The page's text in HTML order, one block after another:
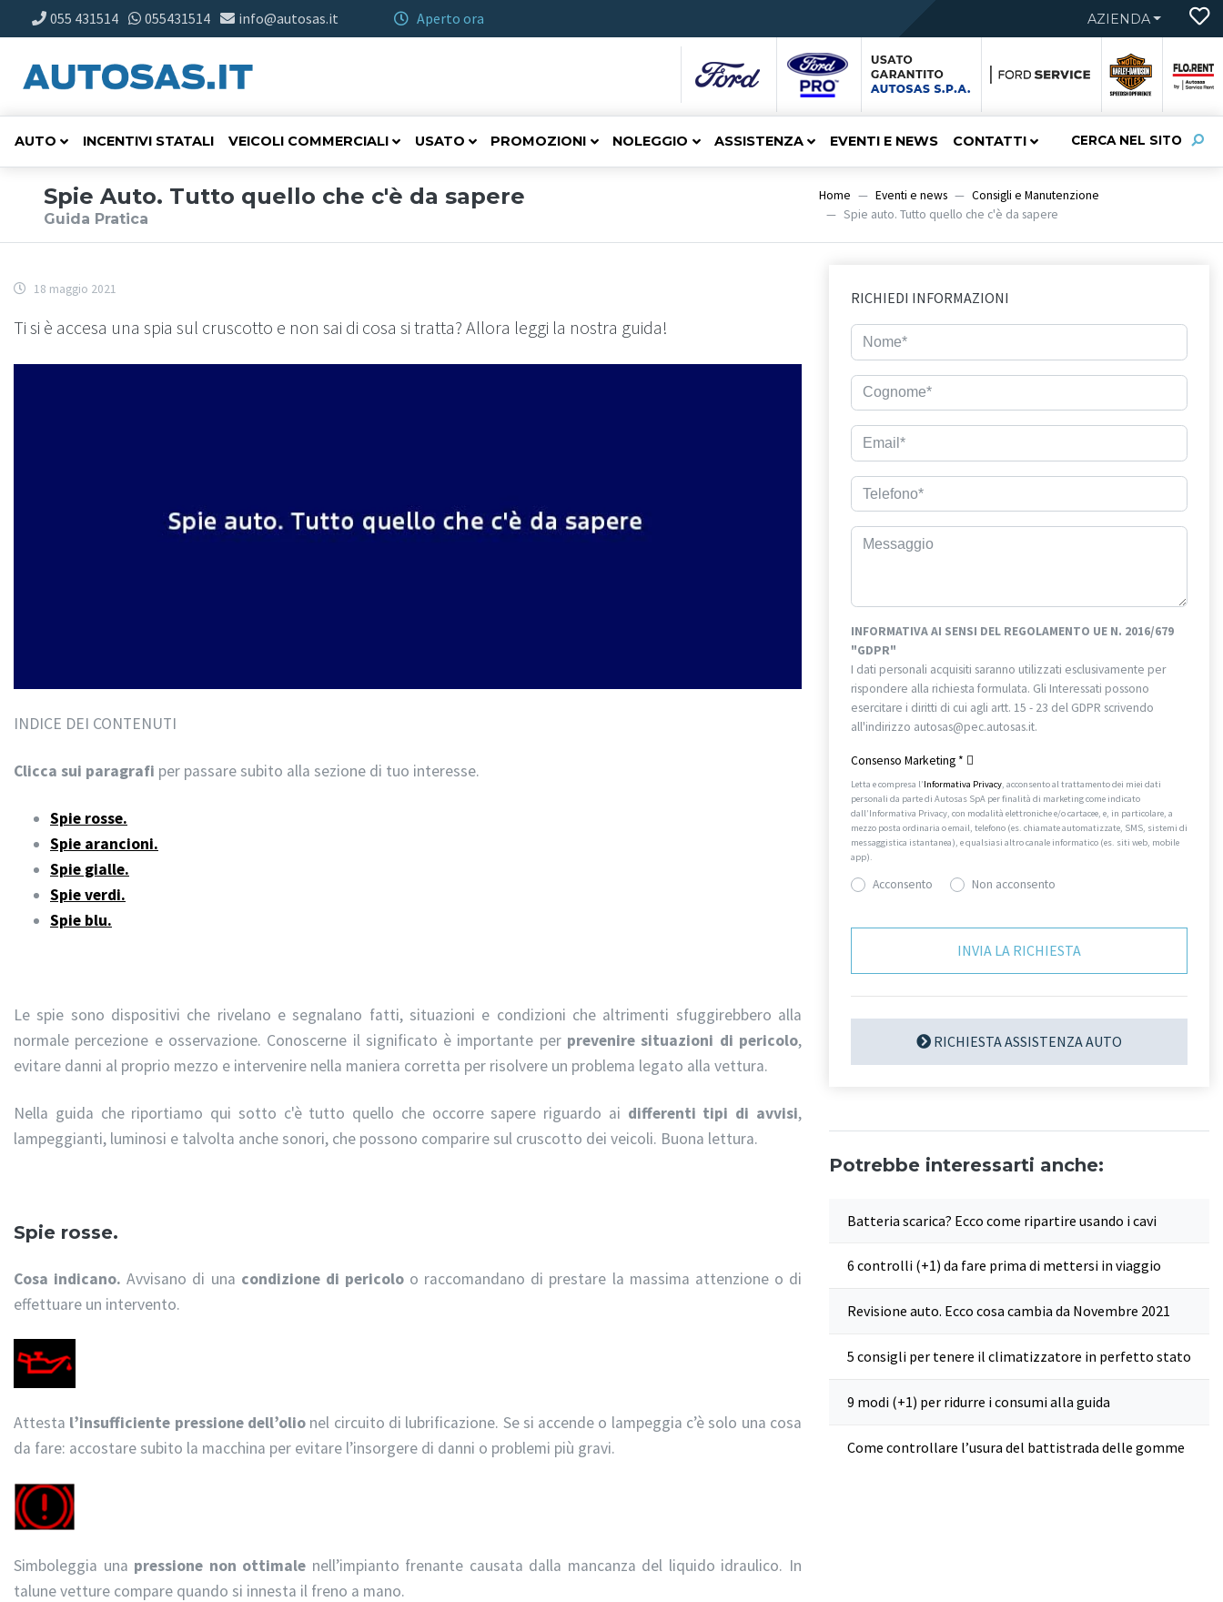
055 431514 055431514 info@autosas.it Aperto ora AZIENDA
CERCA NEL SITO
AUTO INCENTIVI STATALI VEICOLI COMMERCIALI USATO PROMOZIONI NOLEGGIO ASSISTENZA EVENTI E NEWS CONTATTI
Spie Auto. Tutto quello che c'è da sapere
Guida Pratica
Home Eventi e news
Consigli e Manutenzione
Spie auto. Tutto quello che c'è da sapere
18 maggio 2021
Ti si è accesa una spia sul cruscotto e non sai di cosa si tratta? Allora leggi la nostra guida!
INDICE DEI CONTENUTI
Clicca sui paragrafi per passare subito alla sezione di tuo interesse.
Spie rosse.
Spie arancioni.
Spie gialle.
Spie verdi.
Spie blu.
Le spie sono dispositivi che rivelano e segnalano fatti, situazioni e condizioni che altrimenti sfuggirebbero alla
normale percezione e osservazione. Conoscerne il significato è importante per prevenire situazioni di pericolo,
evitare danni al proprio mezzo e intervenire nella maniera corretta per risolvere un problema legato alla vettura.
Nella guida che riportiamo qui sotto c'è tutto quello che occorre sapere riguardo ai differenti tipi di avvisi,
lampeggianti, luminosi e talvolta anche sonori, che possono comparire sul cruscotto dei veicoli. Buona lettura.
Spie rosse.
Cosa indicano. Avvisano di una condizione di pericoloo raccomandano di prestare la massima attenzione o di
effettuare un intervento.
Attesta l’insufficiente pressione dell’olionel circuito di lubrificazione. Se si accende o lampeggia c’è solo una cosa
da fare: accostare subito la macchina per evitare l’insorgere di danni o problemi più gravi.
Simboleggia una pressione non ottimale nell’impianto frenante causata dalla mancanza del liquido idraulico. In
talune vetture compare quando si innesta il freno a mano.
RICHIEDI INFORMAZIONI
INFORMATIVA AI SENSI DEL REGOLAMENTO UE N. 2016/679
"GDPR"
I dati personali acquisiti saranno utilizzati esclusivamente per
rispondere alla richiesta formulata. Gli Interessati possono
esercitare i diritti di cui agli artt. 15 - 23 del GDPR scrivendo
all'indirizzo autosas@pec.autosas.it.
Consenso Marketing *
Letta e compresa l’Informativa Privacy, acconsento al trattamento dei miei dati
personali da parte di Autosas SpA per finalità di marketing come indicato
dall’Informativa Privacy, con modalità elettroniche e/o cartacee, e, in particolare, a
mezzo posta ordinaria o email, telefono (es. chiamate automatizzate, SMS, sistemi di
messaggistica istantanea), e qualsiasi altro canale informatico (es. siti web, mobile
app).
Acconsento Non acconsento
RICHIESTA ASSISTENZA AUTO
Potrebbe interessarti anche:
Batteria scarica? Ecco come ripartire usando i cavi
6 controlli (+1) da fare prima di mettersi in viaggio
Revisione auto. Ecco cosa cambia da Novembre 2021
5 consigli per tenere il climatizzatore in perfetto stato
9 modi (+1) per ridurre i consumi alla guida
Come controllare l’usura del battistrada delle gomme